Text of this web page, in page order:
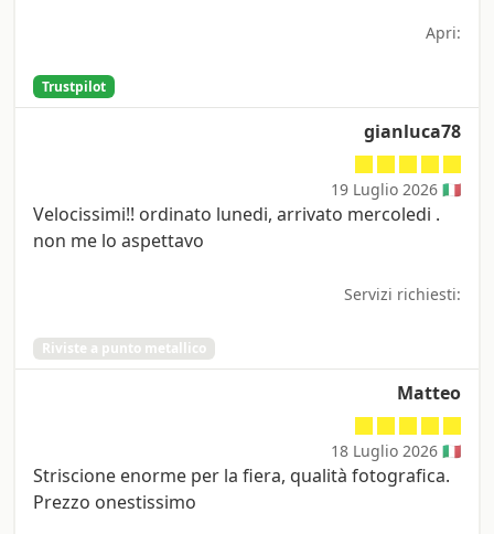
Apri:
Trustpilot
gianluca78
19 Luglio 2026 🇮🇹
Velocissimi!! ordinato lunedi, arrivato mercoledi .
non me lo aspettavo
Servizi richiesti:
Riviste a punto metallico
Matteo
18 Luglio 2026 🇮🇹
Striscione enorme per la fiera, qualità fotografica.
Prezzo onestissimo